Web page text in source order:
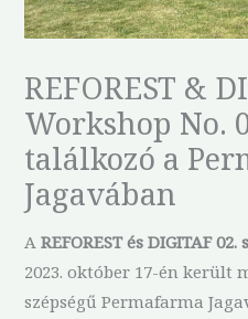
REFOREST &
Workshop No.
találkozó a
Jagavában
AREFOREST és DIGITAF
2023. október 17-én került
szépségű Permafarma